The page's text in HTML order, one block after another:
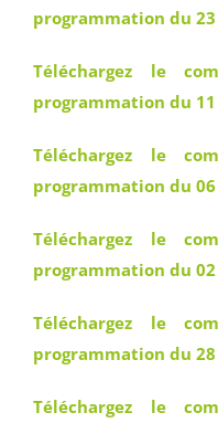
programmation du
Téléchargez le
programmation du
Téléchargez le
programmation du
Téléchargez le
programmation du
Téléchargez le
programmation du
Téléchargez le